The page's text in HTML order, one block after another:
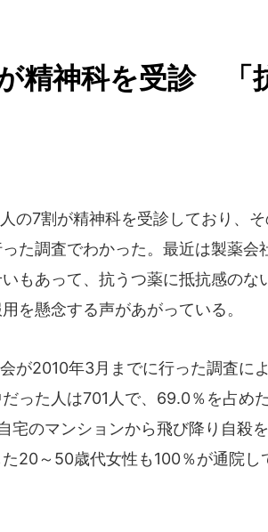
精神科を受診 「
の7割が精神科を受診しており、
た調査でわかった。最近は製薬
もあって、抗うつ薬に抵抗感のな
を懸念する声があがっている。
が2010年3月までに行った調査に
った人は701人で、69.0％を占め
宅のマンションから飛び降り自殺
20～50歳代女性も100％が通院し